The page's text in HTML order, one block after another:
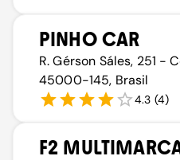
PINHO CAR
R. Gérson Sáles, 251 -
45000-145, Brasil
4.3 (4)
F2